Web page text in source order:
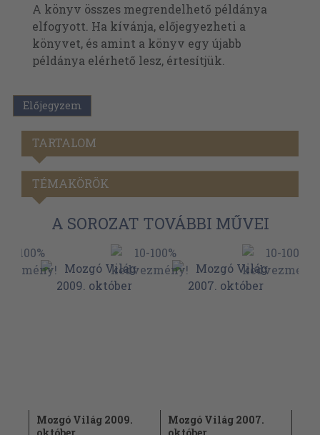
A könyv összes megrendelhető példánya
elfogyott. Ha kívánja, előjegyezheti a
könyvet, és amint a könyv egy újabb
példánya elérhető lesz, értesítjük.
Előjegyzem
TARTALOM
TÉMAKÖRÖK
A SOROZAT TOVÁBBI MŰVEI
Mozgó Világ 2009.
Mozgó Világ 2007.